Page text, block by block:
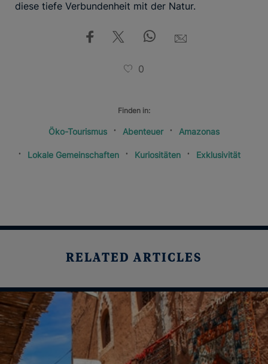
diese tiefe Verbundenheit mit der Natur.
0
Finden in:
Öko-Tourismus Abenteuer Amazonas
Lokale Gemeinschaften Kuriositäten Exklusivität
RELATED ARTICLES